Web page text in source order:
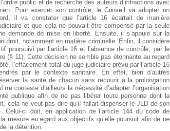
public et de recherche des auteurs d’infractions avec
Pour exercer son contrôle, le Conseil va adopter un
il va constater que l’article 16 écartait de manière
et que cela ne pouvait être compensé par la seule
demande de mise en liberté. Ensuite, il s’appuie sur la
droit, notamment en matière criminelle. Enfin, il considère
poursuivi par l’article 16 et l’absence de contrôle, par le
(§ 11). Cette décision ne semble pas étonnante au regard
l’effacement total du juge judiciaire prévu par l’article 16
par le contexte sanitaire. En effet, bien d’autres
la santé de chacun sans recourir à la prolongation
conteste d’ailleurs la nécessité d’adapter l’organisation
publique afin de ne pas libérer toute personne dont la
cela ne veut pas dire qu’il fallait dispenser le JLD de son
Celui-ci doit, en application de l’article 144 du code de
mesure eu égard aux objectifs qu’elle poursuit afin de ne
la détention.